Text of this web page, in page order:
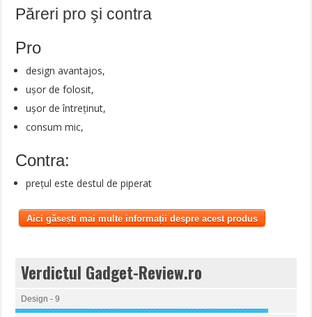
Păreri pro şi contra
Pro
design avantajos,
ușor de folosit,
ușor de întreținut,
consum mic,
Contra:
prețul este destul de piperat
Aici găsești mai multe informații despre acest produs
Verdictul Gadget-Review.ro
Design - 9